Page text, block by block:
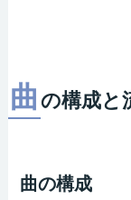
曲 の構成と
曲の構成